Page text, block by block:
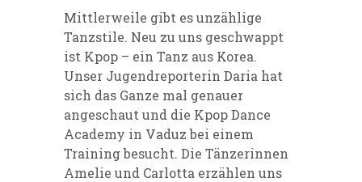
Mittlerweile gibt es unzählige
Tanzstile. Neu zu uns geschwappt
ist Kpop – ein Tanz aus Korea.
Unser Jugendreporterin Daria hat
sich das Ganze mal genauer
angeschaut und die Kpop Dance
Academy in Vaduz bei einem
Training besucht. Die Tänzerinnen
Amelie und Carlotta erzählen uns